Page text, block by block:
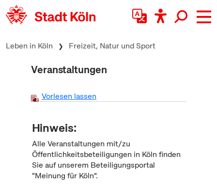
zum Inhalt springen
Leben in Köln Freizeit, Natur und Sport
Veranstaltungen
Vorlesen lassen
Hinweis:
Alle Veranstaltungen mit/zu
Öffentlichkeitsbeteiligungen in Köln finden
Sie auf unserem Beteiligungsportal
"Meinung für Köln".